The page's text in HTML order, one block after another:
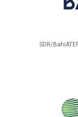
SDR/